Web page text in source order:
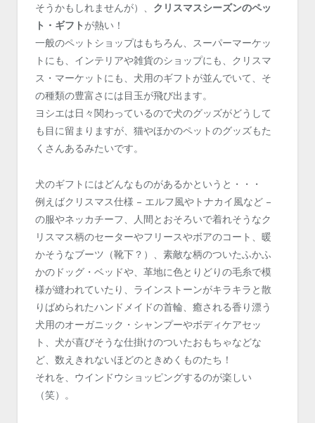
そうかもしれませんが）、 クリスマスシーズンのペッ
ト・ギフト が熱い！
一般のペットショップはもちろん、スーパーマーケッ
トにも、インテリアや雑貨のショップにも、クリスマ
ス・マーケットにも、犬用のギフトが並んでいて、そ
の種類の豊富さには目玉が飛び出ます。
ヨシエは日々関わっているので犬のグッズがどうして
も目に留まりますが、猫やほかのペットのグッズもた
くさんあるみたいです。
犬のギフトにはどんなものがあるかというと・・・
例えばクリスマス仕様 – エルフ風やトナカイ風など –
の服やネッカチーフ、人間とおそろいで着れそうなク
リスマス柄のセーターやフリースやボアのコート、暖
かそうなブーツ（靴下？）、素敵な柄のついたふかふ
かのドッグ・ベッドや、革地に色とりどりの毛糸で模
様が縫われていたり、ラインストーンがキラキラと散
りばめられたハンドメイドの首輪、癒される香り漂う
犬用のオーガニック・シャンプーやボディケアセッ
ト、犬が喜びそうな仕掛けのついたおもちゃなどな
ど、数えきれないほどのときめくものたち！
それを、ウインドウショッピングするのが楽しい
（笑）。